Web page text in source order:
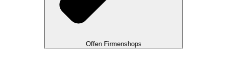
Offen Firmenshops